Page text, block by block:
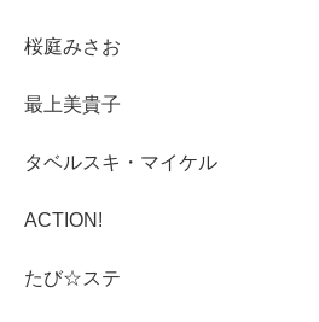
桜庭みさお
最上美貴子
タベルスキ・マイケル
ACTION!
たび☆ステ